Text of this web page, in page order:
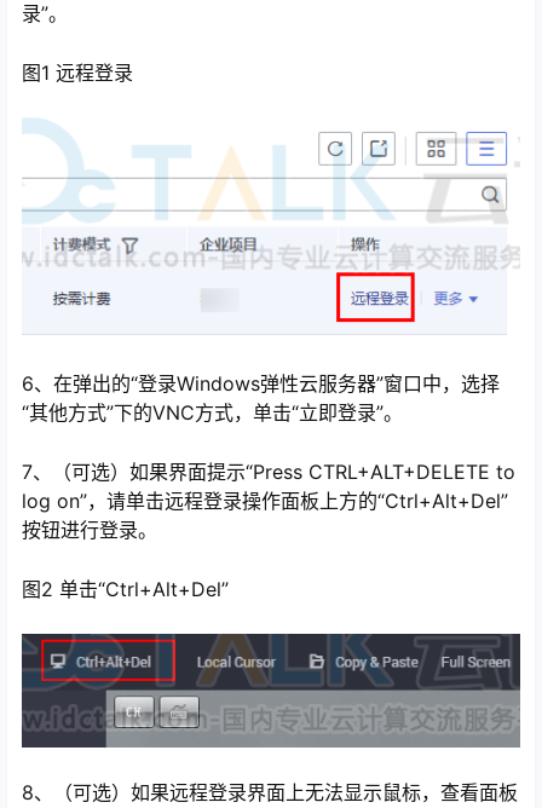
录”。
图1 远程登录
6、在弹出的“登录Windows弹性云服务器”窗口中，选择
“其他方式”下的VNC方式，单击“立即登录”。
7、（可选）如果界面提示“Press CTRL+ALT+DELETE to
log on”，请单击远程登录操作面板上方的“Ctrl+Alt+Del”
按钮进行登录。
图2 单击“Ctrl+Alt+Del”
8、（可选）如果远程登录界面上无法显示鼠标，查看面板